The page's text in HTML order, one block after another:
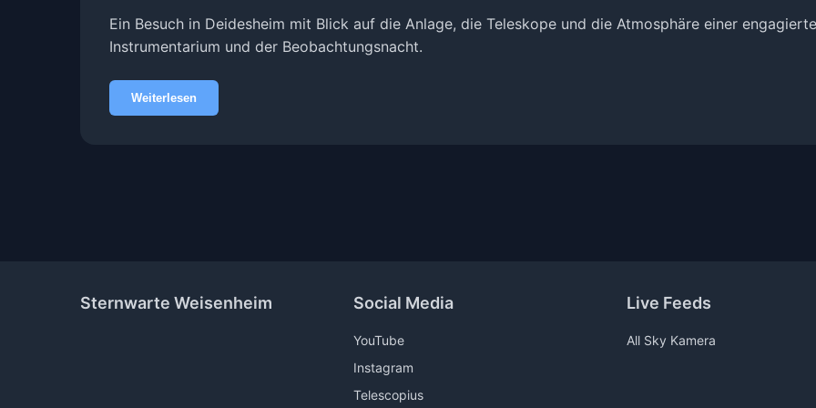
Ein Besuch in Deidesheim mit Blick auf die Anlage, die Teleskope und die Atmosphäre einer
Instrumentarium und der Beobachtungsnacht.
Weiterlesen
Sternwarte Weisenheim Social Media
YouTube
Instagram
Telescopius
Live Feeds
All Sky Kamera